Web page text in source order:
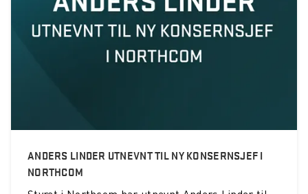
ANDERS LINDER UTNEVNT TIL NY KONSERNSJEF I
NORTHCOM